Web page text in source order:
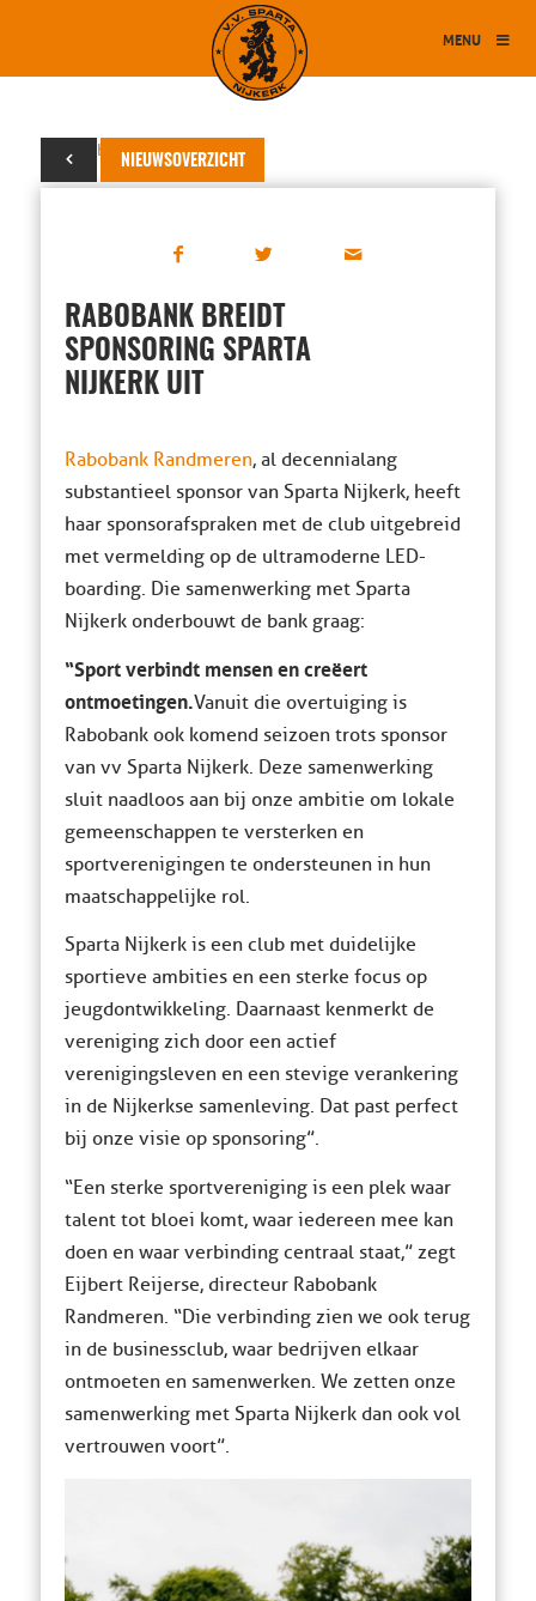
MENU
NIEUWSOVERZICHT
21 oktober 2025
RABOBANK BREIDT
SPONSORING SPARTA
NIJKERK UIT
Rabobank Randmeren, al decennialang
substantieel sponsor van Sparta Nijkerk, heeft
haar sponsorafspraken met de club uitgebreid
met vermelding op de ultramoderne LED-
boarding. Die samenwerking met Sparta
Nijkerk onderbouwt de bank graag:
“Sport verbindt mensen en creëert
ontmoetingen.Vanuit die overtuiging is
Rabobank ook komend seizoen trots sponsor
van vv Sparta Nijkerk. Deze samenwerking
sluit naadloos aan bij onze ambitie om lokale
gemeenschappen te versterken en
sportverenigingen te ondersteunen in hun
maatschappelijke rol.
Sparta Nijkerk is een club met duidelijke
sportieve ambities en een sterke focus op
jeugdontwikkeling. Daarnaast kenmerkt de
vereniging zich door een actief
verenigingsleven en een stevige verankering
in de Nijkerkse samenleving. Dat past perfect
bij onze visie op sponsoring”.
“Een sterke sportvereniging is een plek waar
talent tot bloei komt, waar iedereen mee kan
doen en waar verbinding centraal staat,” zegt
Eijbert Reijerse, directeur Rabobank
Randmeren. “Die verbinding zien we ook terug
in de businessclub, waar bedrijven elkaar
ontmoeten en samenwerken. We zetten onze
samenwerking met Sparta Nijkerk dan ook vol
vertrouwen voort”.